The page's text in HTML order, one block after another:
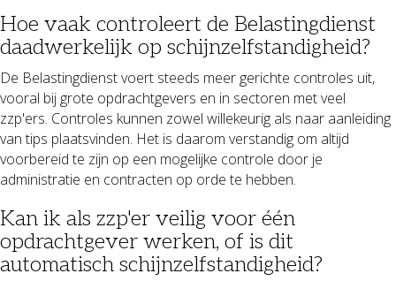
Hoe vaak controleert de Belastingdienst
daadwerkelijk op schijnzelfstandigheid?
De Belastingdienst voert steeds meer gerichte controles uit,
vooral bij grote opdrachtgevers en in sectoren met veel
zzp'ers. Controles kunnen zowel willekeurig als naar aanleiding
van tips plaatsvinden. Het is daarom verstandig om altijd
voorbereid te zijn op een mogelijke controle door je
administratie en contracten op orde te hebben.
Kan ik als zzp'er veilig voor één
opdrachtgever werken, of is dit
automatisch schijnzelfstandigheid?